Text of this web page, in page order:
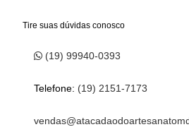
Tire suas dúvidas conosco
(19) 99940-0393
Telefone: (19) 2151-7173